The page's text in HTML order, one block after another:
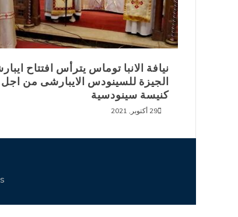
نيافة الانبا توماس يترأس افتتاح
الجيزة للسينودس الايبارشى من اجل
كنيسة سينودسية
29 أكتوبر, 2021